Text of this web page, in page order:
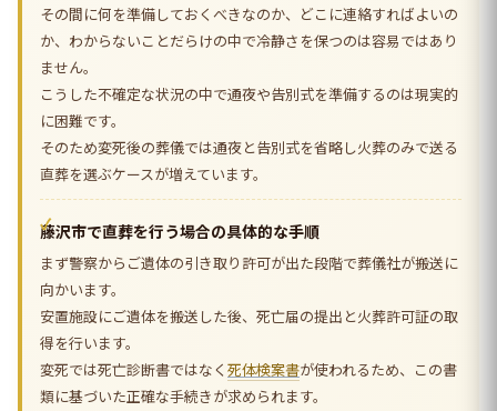
その間に何を準備しておくべきなのか、どこに連絡すればよいの
か、わからないことだらけの中で冷静さを保つのは容易ではあり
ません。
こうした不確定な状況の中で通夜や告別式を準備するのは現実的
に困難です。
そのため変死後の葬儀では通夜と告別式を省略し火葬のみで送る
直葬を選ぶケースが増えています。
藤沢市で直葬を行う場合の具体的な手順
まず警察からご遺体の引き取り許可が出た段階で葬儀社が搬送に
向かいます。
安置施設にご遺体を搬送した後、死亡届の提出と火葬許可証の取
得を行います。
変死では死亡診断書ではなく 死体検案書が使われるため、この書
類に基づいた正確な手続きが求められます。